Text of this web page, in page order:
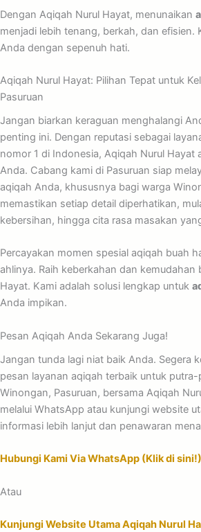
Dengan Aqiqah Nurul Hayat, menunaikan
menjadi lebih tenang, berkah, dan efisien.
Anda dengan sepenuh hati.
Aqiqah Nurul Hayat: Pilihan Tepat untuk
Pasuruan
Jangan biarkan keraguan menghalangi
penting ini. Dengan reputasi sebagai
nomor 1 di Indonesia, Aqiqah Nurul Hayat
Anda. Cabang kami di Pasuruan siap
aqiqah Anda, khususnya bagi warga
memastikan setiap detail diperhatikan,
kebersihan, hingga cita rasa masakan
Percayakan momen spesial aqiqah buah
ahlinya. Raih keberkahan dan kemudahan
Hayat. Kami adalah solusi lengkap untuk
Anda impikan.
Pesan Aqiqah Anda Sekarang Juga!
Jangan tunda lagi niat baik Anda. Segera
pesan layanan aqiqah terbaik untuk
Winongan, Pasuruan, bersama Aqiqah
melalui WhatsApp atau kunjungi website
informasi lebih lanjut dan penawaran
Hubungi Kami Via WhatsApp (Klik di sini!)
Atau
Kunjungi Website Utama Aqiqah Nurul